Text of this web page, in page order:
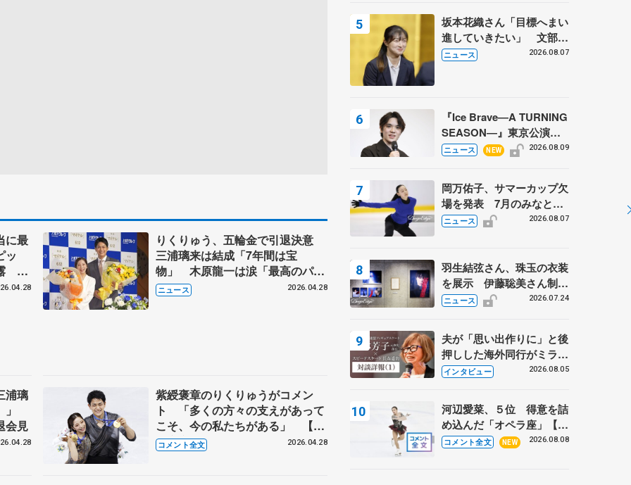
に最
ッ
り
見
りくりゅう、五輪金で引退決意
三浦璃来は結成「7年間は宝
物」 木原龍一は涙「最高のパー
トナー」
ニュース 2026.04.28
浦璃
」
会見
紫綬褒章のりくりゅうがコメン
ト 「多くの方々の支えがあって
こそ、今の私たちがある」 【紫
綬褒章】
コメント全文 2026.04.28
坂本花織さん「目標へまい
進していきたい」 文部科
学省スポーツ表彰式で代表
ニュース 2026.08.07
『Ice Brave―A TURNING
SEASON―』東京公演が
開幕、宇野昌磨の『Ice
る記事 5選
ニュース NEW 2026.08.09
岡万佑子、サマーカップ欠
場を発表 7月のみなとア
クルス杯は腰痛の影響で
ニュース 2026.08.07
羽生結弦さん、珠玉の衣装
を展示 伊藤聡美さん制作
の一点もの、矢口亨さんが
ニュース 2026.07.24
夫が「思い出作りに」と後
押しした海外同行がミラノ
まで… 繁華街のリンクで
に 小林芳子さんが振り返
るスケート人生
インタビュー 2026.08.05
河辺愛菜、５位 得意を詰
め込んだ「オペラ座」【み
なとアクルス杯フリー】
コメント全文 NEW 2026.08.08